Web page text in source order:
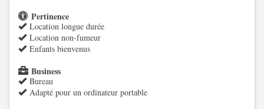
Pertinence
Location longue durée
Location non-fumeur
Enfants bienvenus
Business
Bureau
Adapté pour un ordinateur portable